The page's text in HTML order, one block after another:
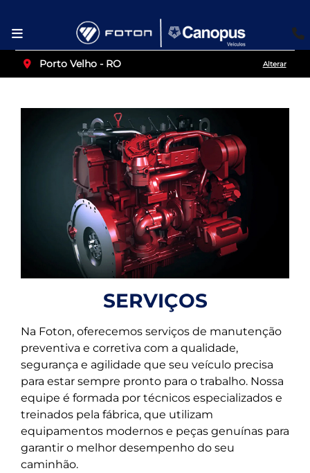
Porto Velho - RO Alterar
SERVIÇOS
Na Foton, oferecemos serviços de manutenção
preventiva e corretiva com a qualidade,
segurança e agilidade que seu veículo precisa
para estar sempre pronto para o trabalho. Nossa
equipe é formada por técnicos especializados e
treinados pela fábrica, que utilizam
equipamentos modernos e peças genuínas para
garantir o melhor desempenho do seu
caminhão.